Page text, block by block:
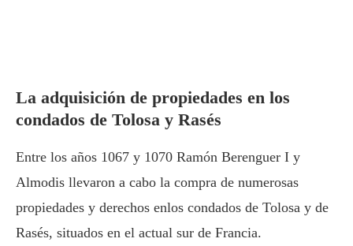
La adquisición de propiedades en los
condados de Tolosa y Rasés
Entre los años 1067 y 1070 Ramón Berenguer I y
Almodis llevaron a cabo la compra de numerosas
propiedades y derechos enlos condados de Tolosa y de
Rasés, situados en el actual sur de Francia.